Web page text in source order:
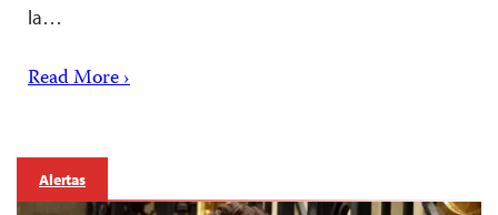
la…
Read More ›
Alertas